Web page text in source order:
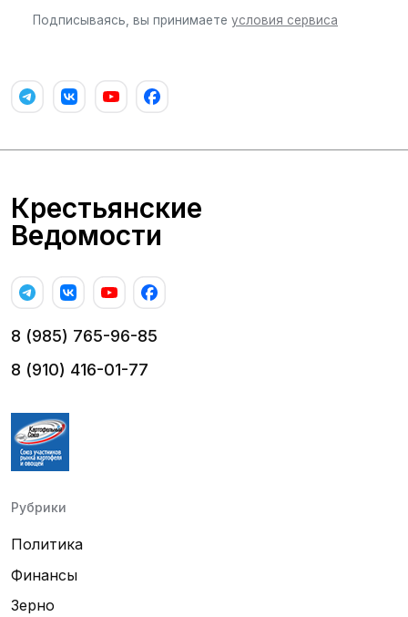
Подписываясь, вы принимаете условия сервиса
Крестьянские
Ведомости
8 (985) 765-96-85
8 (910) 416-01-77
Рубрики
Политика
Финансы
Зерно